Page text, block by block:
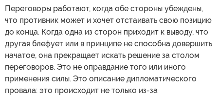
Переговоры работают, когда обе стороны убеждены,
что противник может и хочет отстаивать свою позицию
до конца. Когда одна из сторон приходит к выводу, что
другая блефует или в принципе не способна довершить
начатое, она прекращает искать решение за столом
переговоров. Это не оправдание того или иного
применения силы. Это описание дипломатического
провала: это происходит не только из-за